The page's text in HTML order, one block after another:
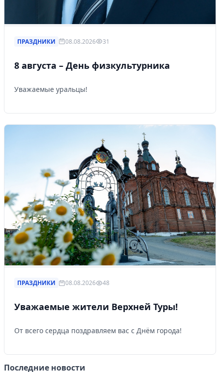
ПРАЗДНИКИ 08.08.2026 31
8 августа – День физкультурника
Уважаемые уральцы!
ПРАЗДНИКИ 08.08.2026 48
Уважаемые жители Верхней Туры!
От всего сердца поздравляем вас с Днём города!
Последние новости